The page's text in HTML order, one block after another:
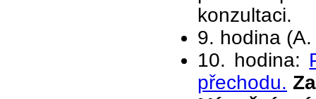
konzultaci.
9. hodina
10. hodina:
přechodu.